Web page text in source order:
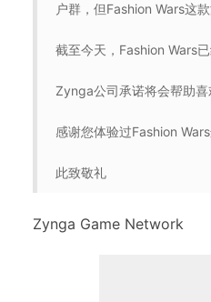
户群，但Fashion Wars这
截至今天，Fashion Wars已
Zynga公司承诺将会帮助喜
感谢您体验过Fashion Wars
此致敬礼
Zynga Game Network